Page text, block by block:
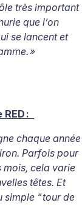
très important
que l’on
se lancent et
»
:
chaque année
Parfois pour
mois, cela varie
têtes. Et
simple “tour de